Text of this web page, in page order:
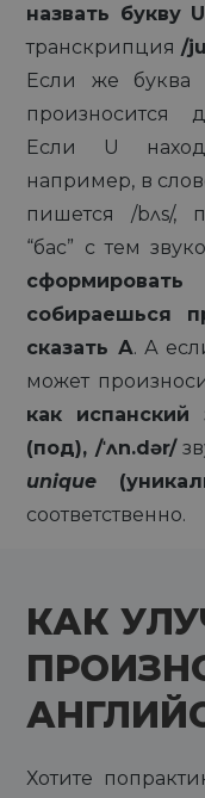
назвать букву U
транскрипция /
Если же буква
произносится
Если U
например, в
пишется /bʌs/,
“бас” с тем
собираешься
сказать А. А
может
как испанский
(под), /ˈʌn.dər/
unique
соответственно.
КАК
Хотите